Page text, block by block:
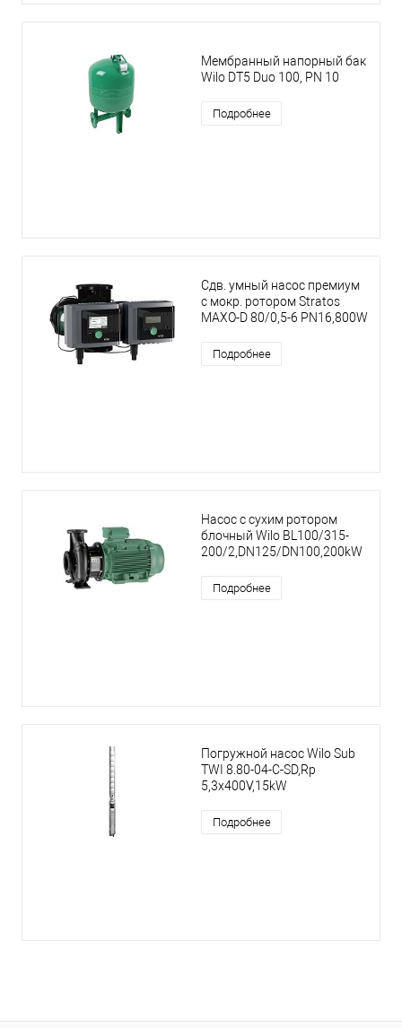
Мембранный напорный бак
Wilo DT5 Duo 100, PN 10
Подробнее
Сдв. умный насос премиум
с мокр. ротором Stratos
MAXO-D 80/0,5-6 PN16,800W
Подробнее
Насос с сухим ротором
блочный Wilo BL100/315-
200/2,DN125/DN100,200kW
Подробнее
Погружной насос Wilo Sub
TWI 8.80-04-C-SD,Rp
5,3x400V,15kW
Подробнее